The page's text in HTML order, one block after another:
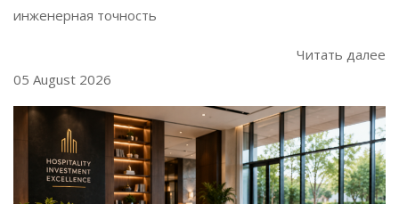
инженерная точность
Читать далее
05 August 2026